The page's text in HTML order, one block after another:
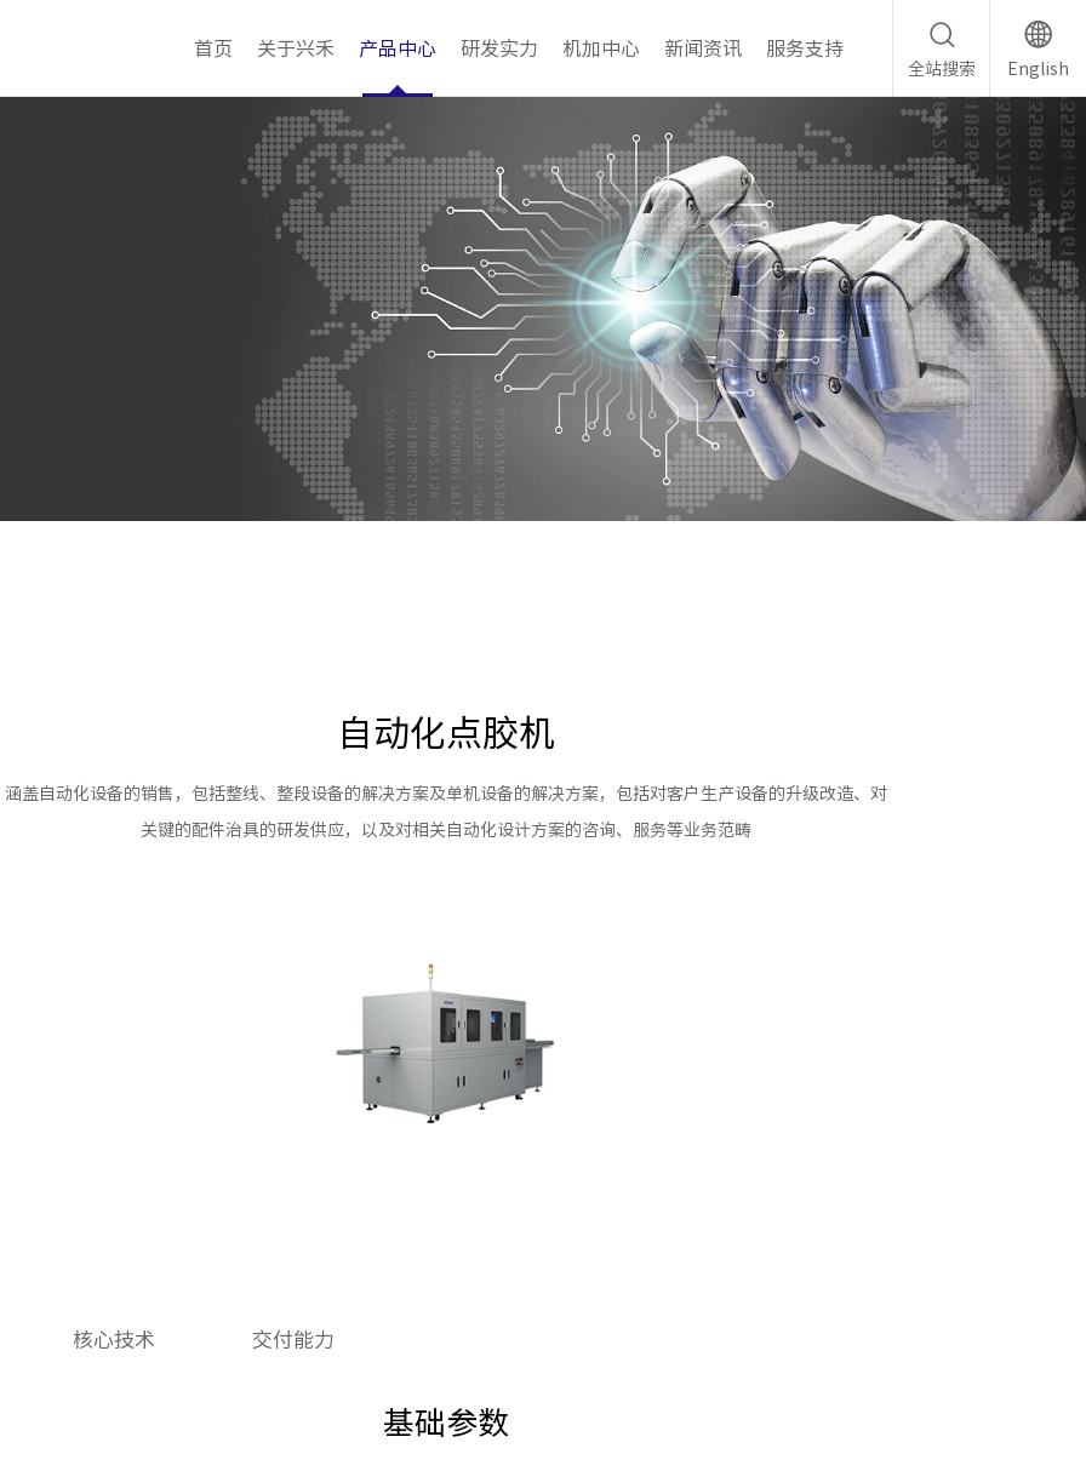
全站搜索 English
首页 关于兴禾 产品中心 研发实力 机加中心 新闻资讯 服务支持
自动化点胶机
涵盖自动化设备的销售，包括整线、整段设备的解决方案及单机设备的解决方案，包括对客户生产设备的升级改造、对
关键的配件治具的研发供应，以及对相关自动化设计方案的咨询、服务等业务范畴
核心技术 交付能力
基础参数